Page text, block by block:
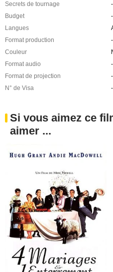
Secrets de tournage
-
Budget
-
Langues
Format production
-
Couleur
Format audio
-
Format de projection
-
N° de Visa
-
Si vous aimez ce
aimer ...